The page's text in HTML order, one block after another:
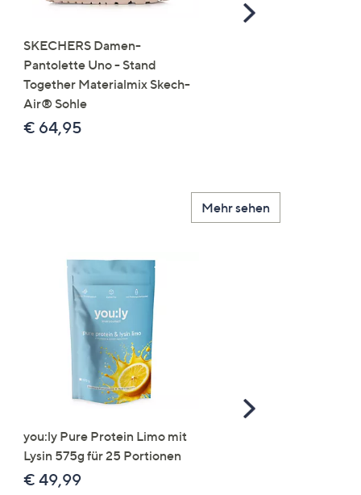
SKECHERS Damen-
Pantolette Uno - Stand
Together Materialmix Skech-
Air® Sohle
€ 64,95
Scroll
Mehr sehen
you:ly Pure Protein Limo mit
Lysin 575g für 25 Portionen
€ 49,99
Scroll